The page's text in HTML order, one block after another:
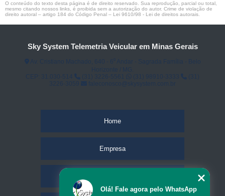
O conteúdo do texto desta página é de direito reservado. Sua reprodução, parcial ou total,
mesmo citando nossos links, é proibida sem a autorização do autor. Crime de violação de
direito autoral – artigo 184 do Código Penal – Lei 9610/98 - Lei de direitos autorais
Sky System Telemetria Veicular em Minas Gerais
Home
Empresa
Olá! Fale agora pelo WhatsApp